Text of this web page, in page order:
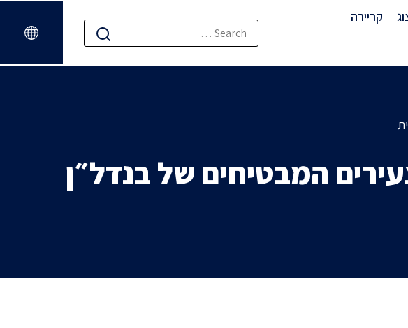
קריירה
אבקסיס התברג לרשימת 40 הצעירים המבטיחים של בנדל״ן